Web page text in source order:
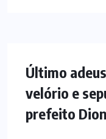
Último
velório e
prefeito